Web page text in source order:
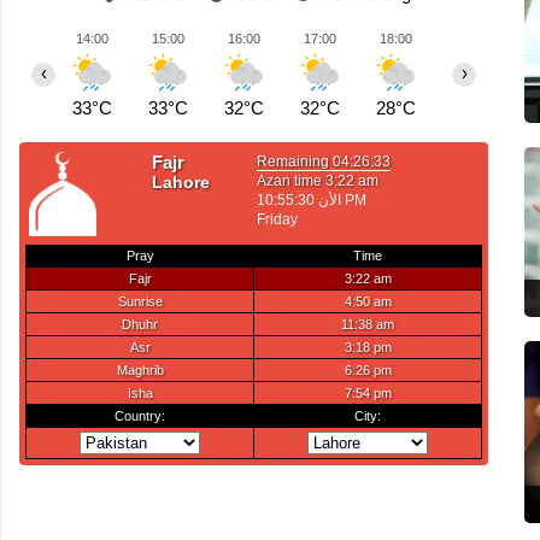
14:00
33°C
15:00
33°C
16:00
32°C
17:00
32°C
18:00
28°C
‹ ›